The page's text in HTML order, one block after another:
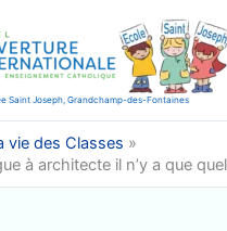
Saint Joseph, Grandchamp-des-Fontaines
vie des Classes
à architecte il n’y a que